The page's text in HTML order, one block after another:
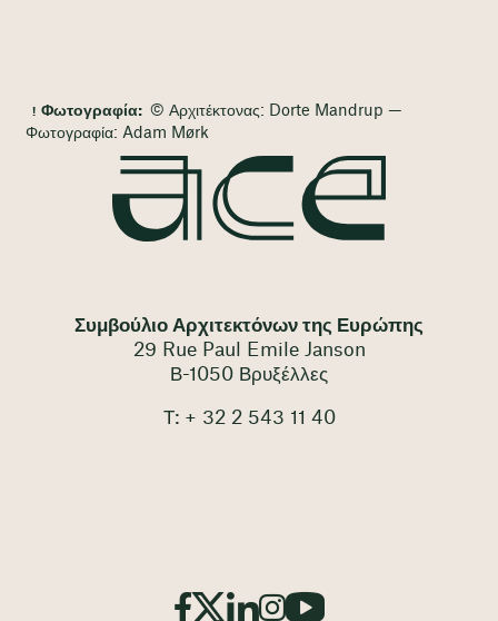
Φωτογραφία: © Αρχιτέκτονας: Dorte Mandrup —
Φωτογραφία: Adam Mørk
Συμβούλιο Αρχιτεκτόνων της Ευρώπης
29 Rue Paul Emile Janson
Β-1050 Βρυξέλλες
Τ: + 32 2 543 11 40